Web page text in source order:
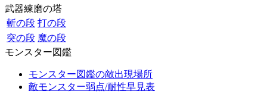
武器練磨の塔
斬の段 打の段
突の段 魔の段
モンスター図鑑
モンスター図鑑の敵出現場所
敵モンスター弱点/耐性早見表